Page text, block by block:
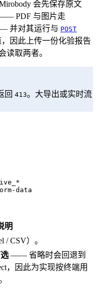
会先保存原文
PDF 与图片走
并对其运行与 POST
因此上传一份化验报告
读取两者。
回 413。大导出或实时流
data
明
/ CSV）。
—— 省略时会回退到
，因此为实现按终端用